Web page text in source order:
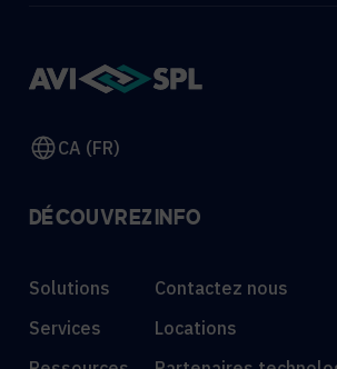
CA (FR)
DÉCOUVREZ
Solutions
Services
INFO
Contactez nous
Locations